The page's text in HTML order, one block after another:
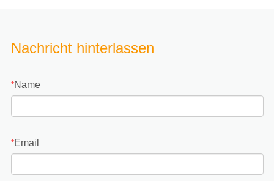
Nachricht hinterlassen
*Name
*Email